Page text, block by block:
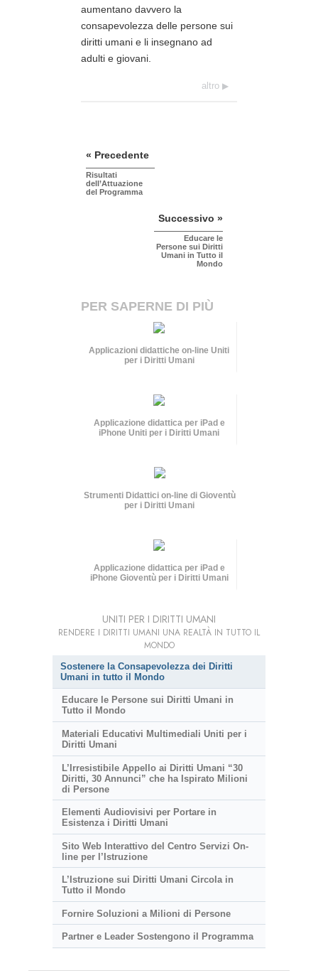
aumentano davvero la
consapevolezza delle persone sui
diritti umani e li insegnano ad
adulti e giovani.
altro
« Precedente
Risultati
dell’Attuazione
del Programma
Successivo »
Educare le
Persone sui Diritti
Umani in Tutto il
Mondo
PER SAPERNE DI PIÙ
Applicazioni didattiche on-line Uniti
per i Diritti Umani
Applicazione didattica per iPad e
iPhone Uniti per i Diritti Umani
Strumenti Didattici on-line di Gioventù
per i Diritti Umani
Applicazione didattica per iPad e
iPhone Gioventù per i Diritti Umani
UNITI PER I DIRITTI UMANI
RENDERE I DIRITTI UMANI UNA REALTÀ IN TUTTO IL
MONDO
Sostenere la Consapevolezza dei Diritti
Umani in tutto il Mondo
Educare le Persone sui Diritti Umani in
Tutto il Mondo
Materiali Educativi Multimediali Uniti per i
Diritti Umani
L’Irresistibile Appello ai Diritti Umani “30
Diritti, 30 Annunci” che ha Ispirato Milioni
di Persone
Elementi Audiovisivi per Portare in
Esistenza i Diritti Umani
Sito Web Interattivo del Centro Servizi On-
line per l’Istruzione
L’Istruzione sui Diritti Umani Circola in
Tutto il Mondo
Fornire Soluzioni a Milioni di Persone
Partner e Leader Sostengono il Programma